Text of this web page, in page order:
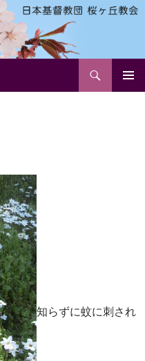
知らずに蚊に刺され